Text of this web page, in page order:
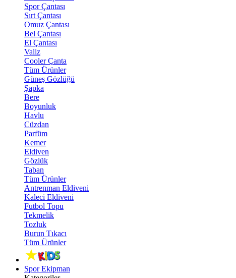
Spor Çantası
Sırt Çantası
Omuz Çantası
Bel Çantası
El Çantası
Valiz
Cooler Çanta
Tüm Ürünler
Güneş Gözlüğü
Şapka
Bere
Boyunluk
Havlu
Cüzdan
Parfüm
Kemer
Eldiven
Gözlük
Taban
Tüm Ürünler
Antrenman Eldiveni
Kaleci Eldiveni
Futbol Topu
Tekmelik
Tozluk
Burun Tıkacı
Tüm Ürünler
Spor Ekipman